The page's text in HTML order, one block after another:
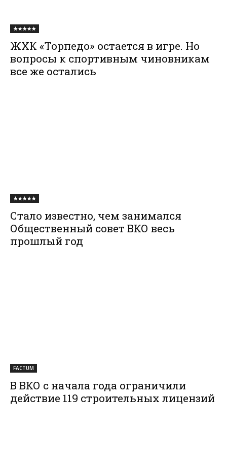
★★★★★
ЖХК «Торпедо» остается в игре. Но
вопросы к спортивным чиновникам
все же остались
★★★★★
Стало известно, чем занимался
Общественный совет ВКО весь
прошлый год
FACTUM
В ВКО с начала года ограничили
действие 119 строительных лицензий